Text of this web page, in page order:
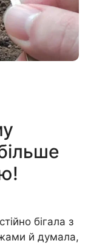
бігала з
й думала,